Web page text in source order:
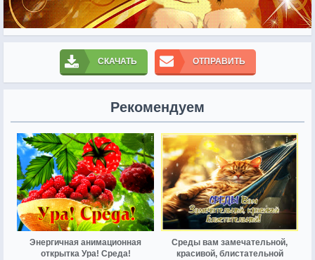
СКАЧАТЬ ОТПРАВИТЬ
Рекомендуем
Энергичная анимационная
открытка Ура! Среда!
Среды вам замечательной,
красивой, блистательной